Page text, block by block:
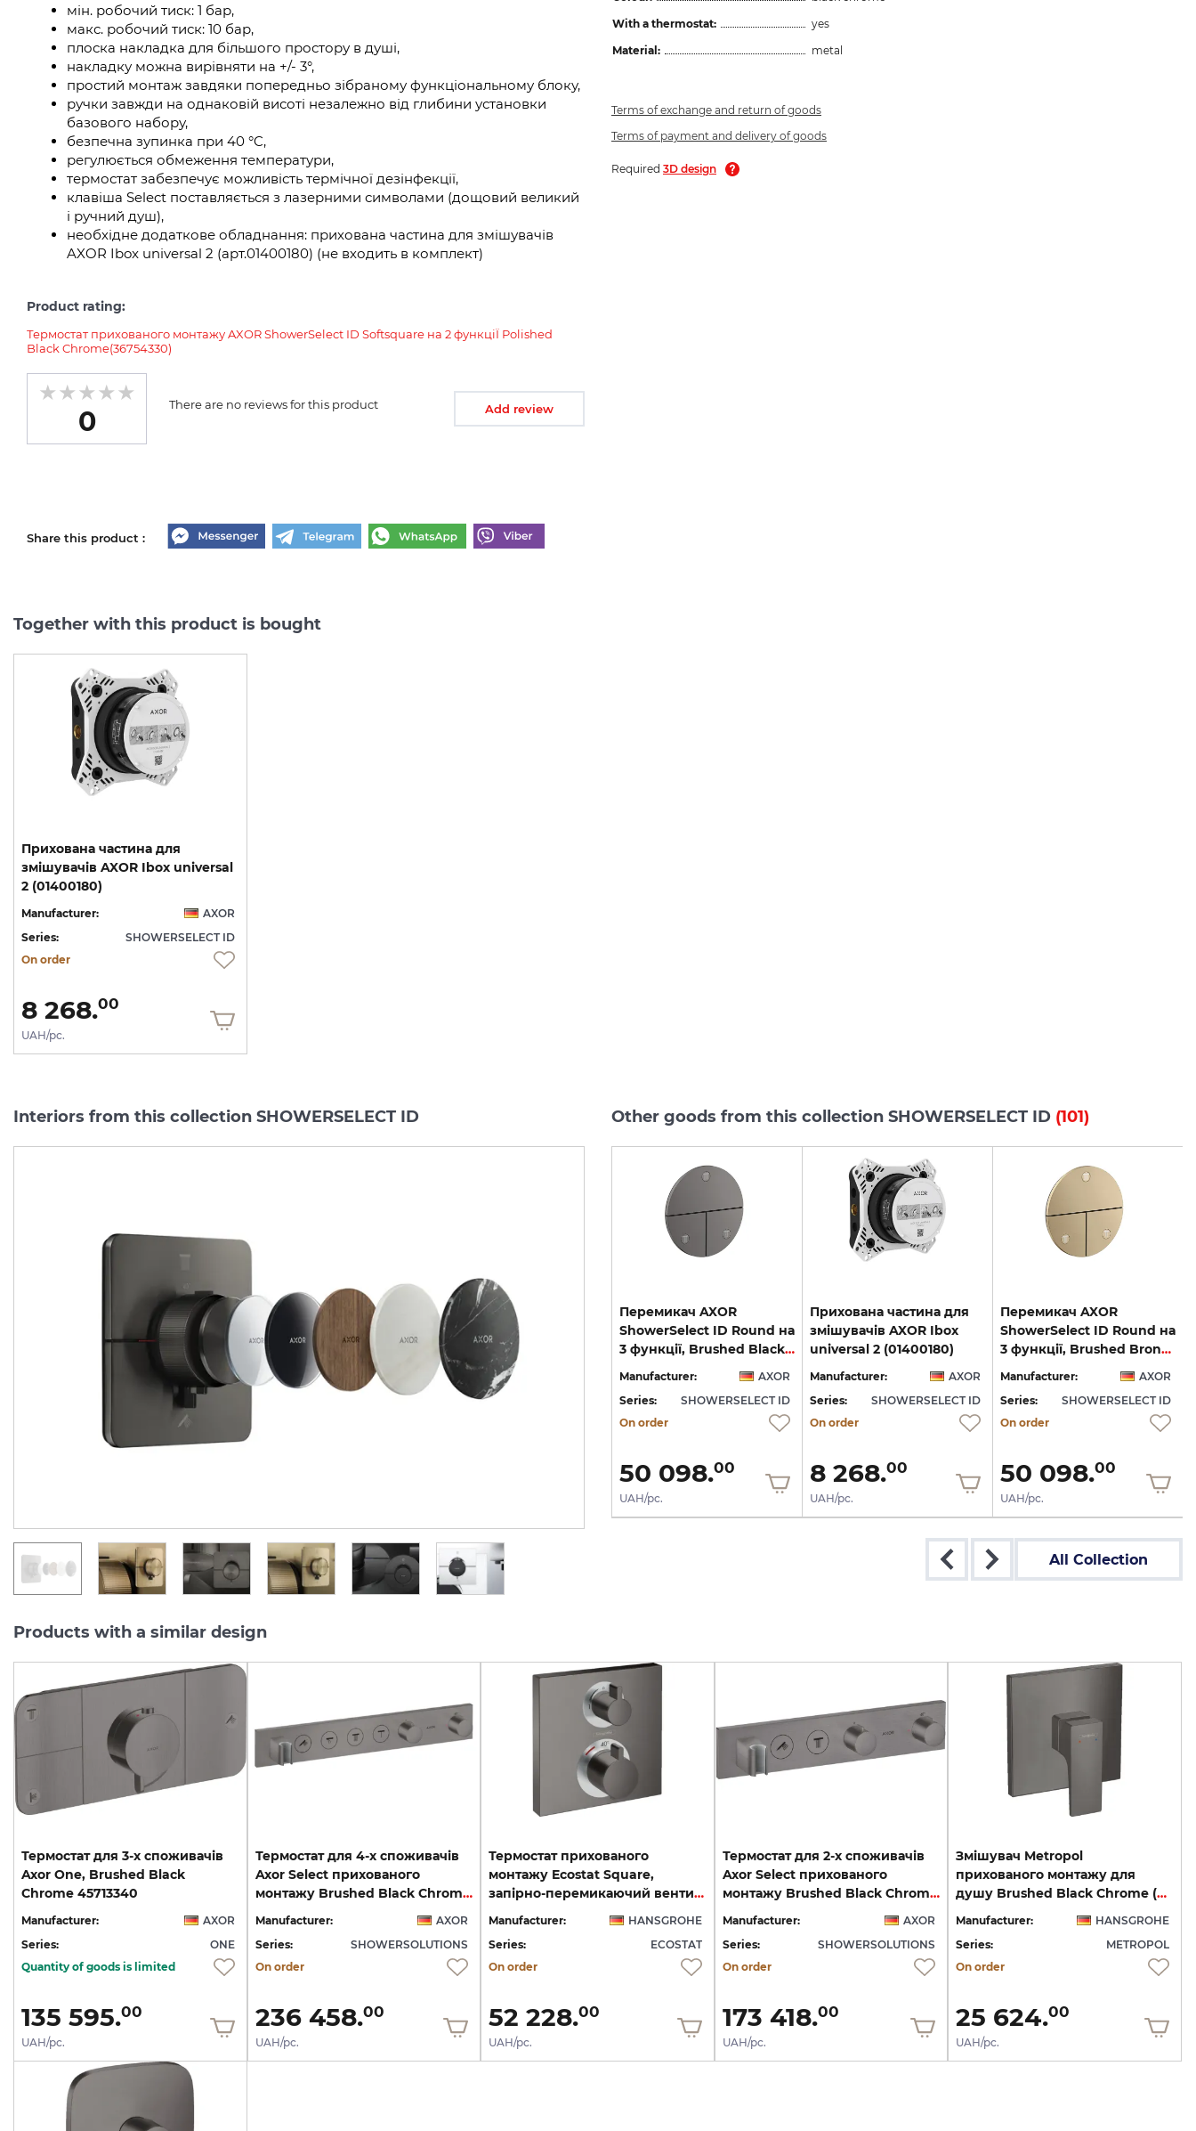
мін. робочий тиск: 1 бар,
макс. робочий тиск: 10 бар,
плоска накладка для більшого простору в душі,
накладку можна вирівняти на +/- 3°,
простий монтаж завдяки попередньо зібраному функціональному блоку,
ручки завжди на однаковій висоті незалежно від глибини установки
базового набору,
безпечна зупинка при 40 °C,
регулюється обмеження температури,
термостат забезпечує можливість термічної дезінфекції,
клавіша Select поставляється з лазерними символами (дощовий великий
і ручний душ),
необхідне додаткове обладнання: прихована частина для змішувачів
AXOR Ibox universal 2 (арт.01400180) (не входить в комплект)
With a thermostat:
yes
Material:
metal
Terms of exchange and return of goods
Terms of payment and delivery of goods
Required 3D design
Product rating:
Термостат прихованого монтажу AXOR ShowerSelect ID Softsquare на 2 функціЇ Polished
Black Chrome(36754330)
0
There are no reviews for this product Add review
Share this product :
Together with this product is bought
Прихована частина для
змішувачів AXOR Ibox universal
2 (01400180)
Manufacturer:
AXOR
Series:
SHOWERSELECT ID
On order
8 268.00
UAH/pc.
Interiors from this collection SHOWERSELECT ID Other goods from this collection SHOWERSELECT ID (101)
Перемикач AXOR
ShowerSelect ID
AXOR
Перемикач AXOR
ShowerSelect ID
Manufacturer:
AXOR
Перемикач AXOR
ShowerSelect ID Square
Manufacturer:
Series:
SHOWERSELECT ID
Перемикач AXOR
ShowerSelect ID Round на
3 функції, Brushed Black Chrome (36779340)
Manufacturer:
AXOR
Series:
SHOWERSELECT ID
On order
50 098.00
UAH/pc.
Прихована частина для
змішувачів AXOR Ibox
universal 2 (01400180)
Manufacturer:
AXOR
Series:
SHOWERSELECT ID
On order
8 268.00
UAH/pc.
Перемикач AXOR
ShowerSelect ID Round на
3 функції, Brushed Bronze (36779140)
Manufacturer:
AXOR
Series:
SHOWERSELECT ID
On order
50 098.00
UAH/pc.
All Collection
Products with a similar design
Термостат для 3-х споживачів
Axor One, Brushed Black
Chrome 45713340
Manufacturer:
AXOR
Series:
ONE
Quantity of goods is limited
135 595.00
UAH/pc.
Термостат для 4-х споживачів
Axor Select прихованого
монтажу Brushed Black Chrome 18357340
Manufacturer:
AXOR
Series:
SHOWERSOLUTIONS
On order
236 458.00
UAH/pc.
Термостат прихованого
монтажу Ecostat Square,
запірно-перемикаючий вентиль, 2-ох режимний, Brushed Black Chrome (15714340)
Manufacturer:
HANSGROHE
Series:
ECOSTAT
On order
52 228.00
UAH/pc.
Термостат для 2-х споживачів
Axor Select прихованого
монтажу Brushed Black Chrome 18355340
Manufacturer:
AXOR
Series:
SHOWERSOLUTIONS
On order
173 418.00
UAH/pc.
Змішувач Metropol
прихованого монтажу для
душу Brushed Black Chrome (32565340)
Manufacturer:
HANSGROHE
Series:
METROPOL
On order
25 624.00
UAH/pc.